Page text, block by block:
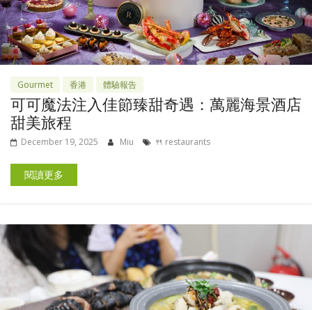
Gourmet 香港 體驗報告
可可魔法注入佳節臻甜奇遇：萬麗海景酒店
甜美旅程
December 19, 2025 Miu 🍴 restaurants
閱讀更多